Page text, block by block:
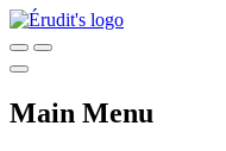
Main Menu